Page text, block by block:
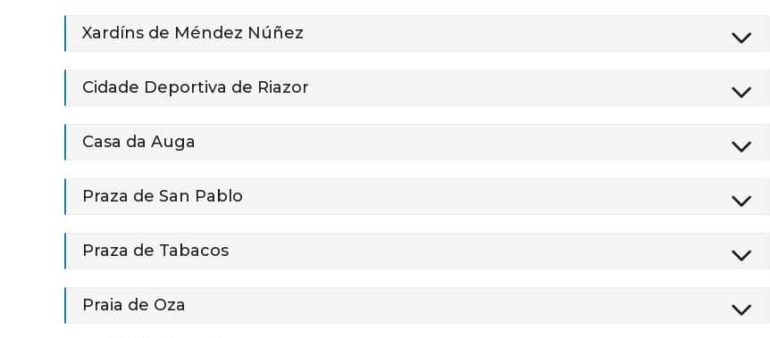
Xardíns de Méndez Núñez
Cidade Deportiva de Riazor
Casa da Auga
Praza de San Pablo
Praza de Tabacos
Praia de Oza